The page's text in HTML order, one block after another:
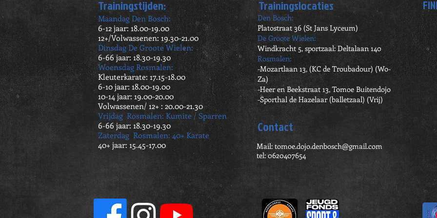
Trainingstijden:
Maandag Den Bosch:
6-12 jaar: 18.00-19.00
12+/Volwassenen: 19.30-21.00
Dinsdag De Groote Wielen:
6-66 jaar: 18.30-19.30
Woensdag Rosmalen:
Kleuterkarate: 17.15-18.00
6-10 jaar: 18.00-19.00
10-14 jaar: 19.00-20.00
Volwassenen/ 12+ : 20.00-21.30
Vrijdag Rosmalen: Kumite / Sparren
6-66 jaar: 18.30-19.30
Zaterdag Rosmalen: 40+ Karate
40+ jaar: 15.45-17.00
Trainingslocaties
Den Bosch:
Platostraat 36 (St Jans Lyceum)
De Groote Wielen:
Windkracht 5, sportzaal: Deltalaan 140
Rosmalen:
-Mozartlaan 13, (KC de Troubadour) (Wo-
Za)
-Heer en Beekstraat 13, Tomoe Buitendojo
-Sporthal de Hazelaar (balletzaal) (Vrij)
Contact
Mail: tomoe.dojo.denbosch@gmail.com
tel: 0620407654